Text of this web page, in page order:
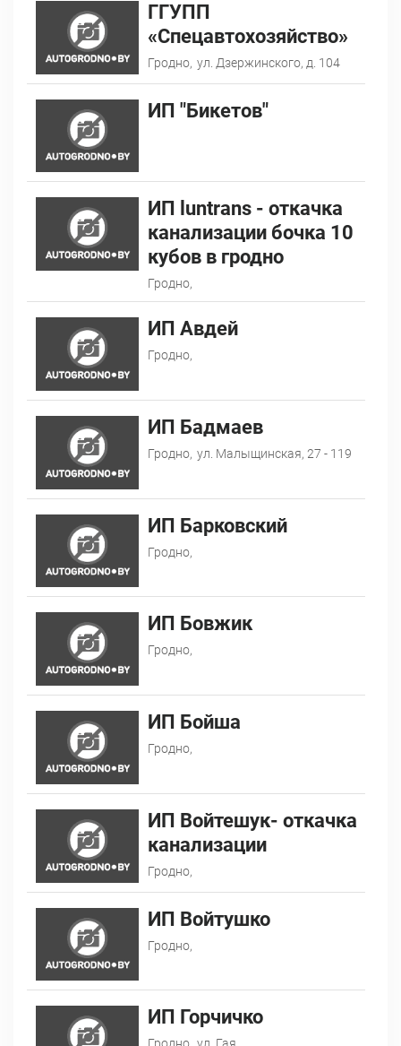
ГГУПП
«Спецавтохозяйство»
Гродно, ул. Дзержинского, д. 104
ИП "Бикетов"
ИП luntrans - откачка
канализации бочка 10
кубов в гродно
Гродно,
ИП Авдей
Гродно,
ИП Бадмаев
Гродно, ул. Малыщинская, 27 - 119
ИП Барковский
Гродно,
ИП Бовжик
Гродно,
ИП Бойша
Гродно,
ИП Войтешук- откачка
канализации
Гродно,
ИП Войтушко
Гродно,
ИП Горчичко